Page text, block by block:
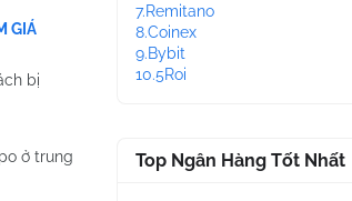
GIÁ
bị
ở trung
7.Remitano
8.Coinex
9.Bybit
10.5Roi
Top Ngân Hàng Tốt Nhất